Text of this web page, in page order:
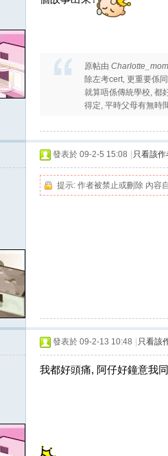
原帖由 Charlotte_mom
除左考cert, 更重要係
就算唔係傳統學校, 都
得定, 平時父母有無時
發表於 09-2-5 15:08 只看該作
提示: 作者被禁止或刪除 內容
發表於 09-2-13 10:48 只看該
我都好頭痛, 阿仔好鐘意我